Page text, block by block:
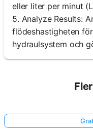
eller liter per minut
5. Analyze Results:
flödeshastigheten
hydraulsystem och